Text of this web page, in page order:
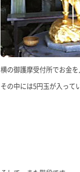
横の御護摩受付所でお金
その中には5円玉が入って